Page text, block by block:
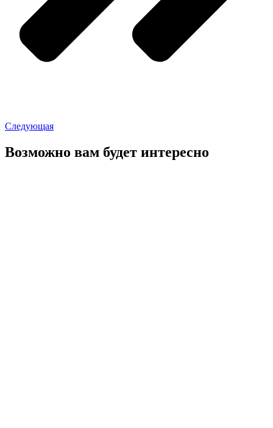
Следующая
Возможно вам будет интересно